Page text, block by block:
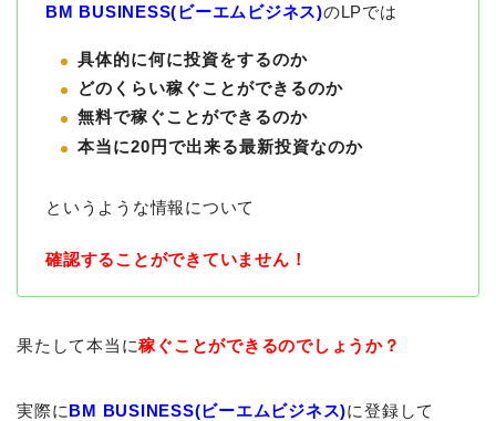
BM BUSINESS(ビーエムビジネス)のLPでは
具体的に何に投資をするのか
どのくらい稼ぐことができるのか
無料で稼ぐことができるのか
本当に20円で出来る最新投資なのか
というような情報について
確認することができていません！
果たして本当に稼ぐことができるのでしょうか？
実際にBM BUSINESS(ビーエムビジネス)に登録して